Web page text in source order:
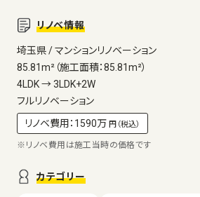
リノベ情報
埼玉県 / マンションリノベーション
85.81m²（施工面積：85.81m²）
4LDK → 3LDK+2W
フルリノベーション
リノベ費用：1590万 円（税込）
※リノベ費用は施工当時の価格です
カテゴリー